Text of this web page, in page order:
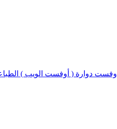
أوفست دوارة ( أوفست الويب )